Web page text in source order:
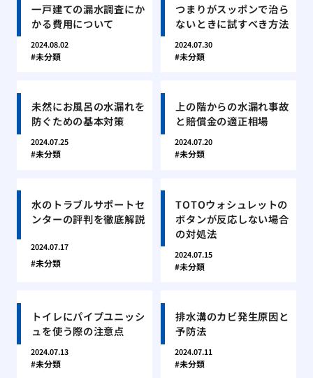
一戸建ての漏水調査にか
かる費用について
2024.08.02
未分類
つまりがスッポンで治ら
ないときに試すべき方法
2024.07.30
未分類
未然にお風呂の水漏れを
防ぐための基本対策
2024.07.25
未分類
上の階からの水漏れ事故
と賠償金の適正相場
2024.07.20
未分類
水のトラブルサポートセ
ンターの評判を徹底解説
2024.07.17
未分類
TOTOウォシュレットの
ボタンが反応しない場合
の対処法
2024.07.15
未分類
トイレにパイプユニッシ
ュを使う際の注意点
2024.07.13
未分類
排水溝のカビ発生原因と
予防法
2024.07.11
未分類